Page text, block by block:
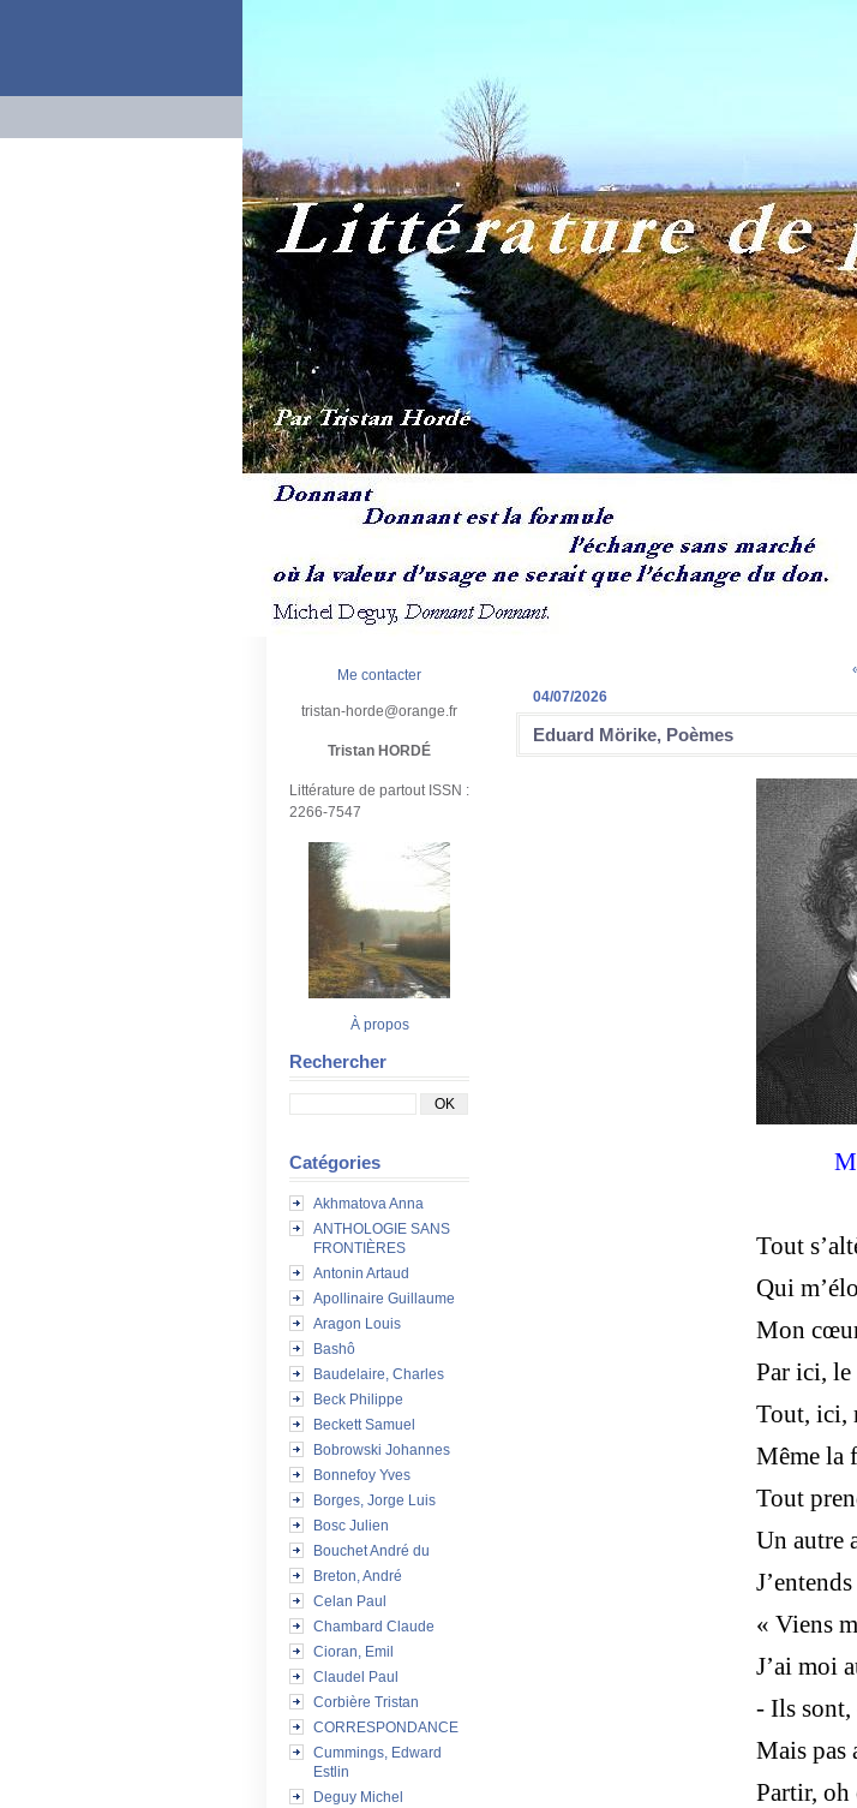
Me contacter
tristan-horde@orange.fr
Tristan HORDÉ
Littérature de partout ISSN :
2266-7547
À propos
Rechercher
Catégories
Akhmatova Anna
ANTHOLOGIE SANS
FRONTIÈRES
Antonin Artaud
Apollinaire Guillaume
Aragon Louis
Bashô
Baudelaire, Charles
Beck Philippe
Beckett Samuel
Bobrowski Johannes
Bonnefoy Yves
Borges, Jorge Luis
Bosc Julien
Bouchet André du
Breton, André
Celan Paul
Chambard Claude
Cioran, Emil
Claudel Paul
Corbière Tristan
CORRESPONDANCE
Cummings, Edward
Estlin
Deguy Michel
04/07/2026
Eduard Mörike, Poèmes
Mal
Tout
Qui
Mon
Par ici,
Tout, ici,
Même la
Tout
Un autre
« Viens
J’ai moi
- Ils sont,
Mais pas
Partir,